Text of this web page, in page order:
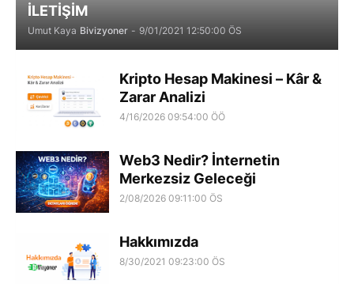
İLETİŞİM
Umut Kaya Bivizyoner - 9/01/2021 12:50:00 ÖS
Kripto Hesap Makinesi – Kâr &
Zarar Analizi
4/16/2026 09:54:00 ÖÖ
Web3 Nedir? İnternetin
Merkezsiz Geleceği
2/08/2026 09:11:00 ÖS
Hakkımızda
8/30/2021 09:23:00 ÖS